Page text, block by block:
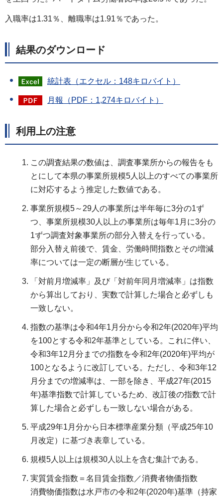
入職率は1.31％、離職率は1.91％であった。
結果のダウンロード
統計表（エクセル：148キロバイト）
月報（PDF：1,274キロバイト）
利用上の注意
この調査結果の数値は、調査事業所からの報告をも
とにして本県の事業所規模5人以上のすべての事業所
に対応するよう推定した数値である。
事業所規模5～29人の事業所は半年毎に3分の1ず
つ、事業所規模30人以上の事業所は毎年1月に3分の
1ずつ調査対象事業所の部分入替えを行っている。
部分入替え前後で、賃金、労働時間指数とその増減
率については一定の断層が生じている。
「対前月増減率」及び「対前年同月増減率」は指数
から算出しており、実数で計算した場合と必ずしも
一致しない。
指数の基準は令和4年1月分から令和2年(2020年)平均
を100とする令和2年基準としている。これに伴い、
令和3年12月分までの指数を令和2年(2020年)平均が
100となるように改訂している。ただし、令和3年12
月分までの増減率は、一部を除き、平成27年(2015
年)基準指数で計算しているため、改訂後の指数で計
算した場合と必ずしも一致しない場合がある。
平成29年1月分から日本標準産業分類（平成25年10
月改定）に基づき表章している。
規模5人以上は規模30人以上を含む集計である。
実質賃金指数＝名目賃金指数／消費者物価指数
消費物価指数は水戸市の令和2年(2020年)基準（持家